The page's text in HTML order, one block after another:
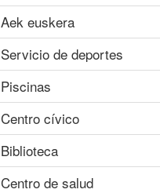
Aek euskera
Servicio de deportes
Piscinas
Centro cívico
Biblioteca
Centro de salud